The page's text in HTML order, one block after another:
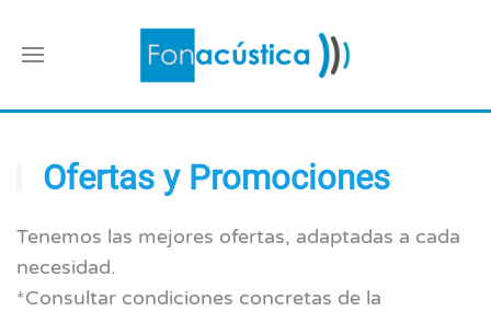
Ofertas y Promociones
Tenemos las mejores ofertas, adaptadas a cada
necesidad.
*Consultar condiciones concretas de la